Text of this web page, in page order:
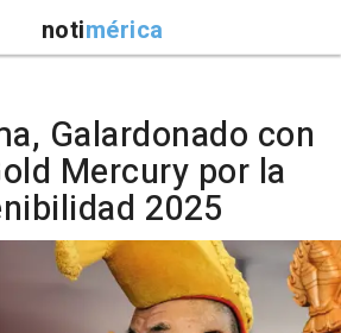
notimérica
Galardonado con
Mercury por la
2025